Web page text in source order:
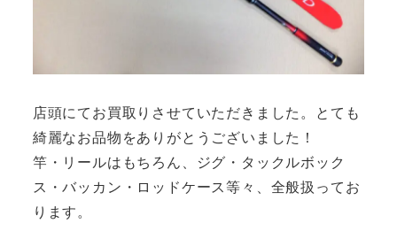
店頭にてお買取りさせていただきました。とても
綺麗なお品物をありがとうございました！
竿・リールはもちろん、ジグ・タックルボック
ス・バッカン・ロッドケース等々、全般扱ってお
ります。